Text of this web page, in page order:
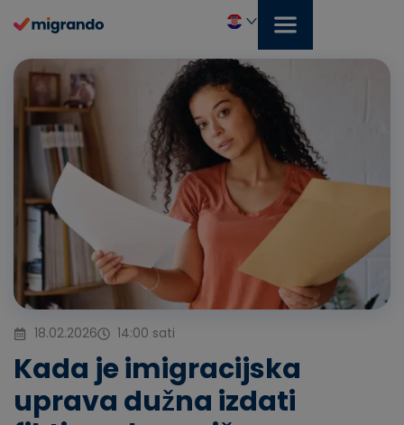
na
Hrvatski
18.02.2026 14:00 sati
Kada je imigracijska
uprava dužna izdati